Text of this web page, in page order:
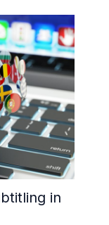
in